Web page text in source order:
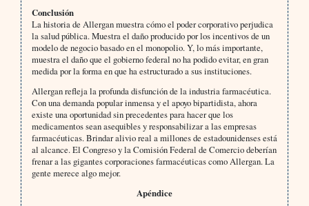
Conclusión
La historia de Allergan muestra cómo el poder corporativo perjudica
la salud pública. Muestra el daño producido por los incentivos de un
modelo de negocio basado en el monopolio. Y, lo más importante,
muestra el daño que el gobierno federal no ha podido evitar, en gran
medida por la forma en que ha estructurado a sus instituciones.
Allergan refleja la profunda disfunción de la industria farmacéutica.
Con una demanda popular inmensa y el apoyo bipartidista, ahora
existe una oportunidad sin precedentes para hacer que los
medicamentos sean asequibles y responsabilizar a las empresas
farmacéuticas. Brindar alivio real a millones de estadounidenses está
al alcance. El Congreso y la Comisión Federal de Comercio deberían
frenar a las gigantes corporaciones farmacéuticas como Allergan. La
gente merece algo mejor.
Apéndice